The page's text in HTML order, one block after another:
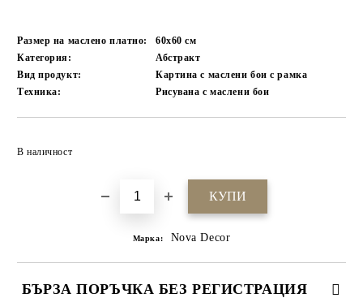
Размер на маслено платно: 60x60см
Категория:
Абстракт
Вид продукт:
Картина с маслени бои с рамка
Техника:
Рисувана с маслени бои
В наличност
Марка: Nova Decor
БЪРЗА ПОРЪЧКА БЕЗ РЕГИСТРАЦИЯ